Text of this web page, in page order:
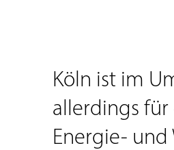
Köln ist im
allerdings
Energie-